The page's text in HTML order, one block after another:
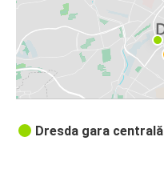
Dresda gara centrală